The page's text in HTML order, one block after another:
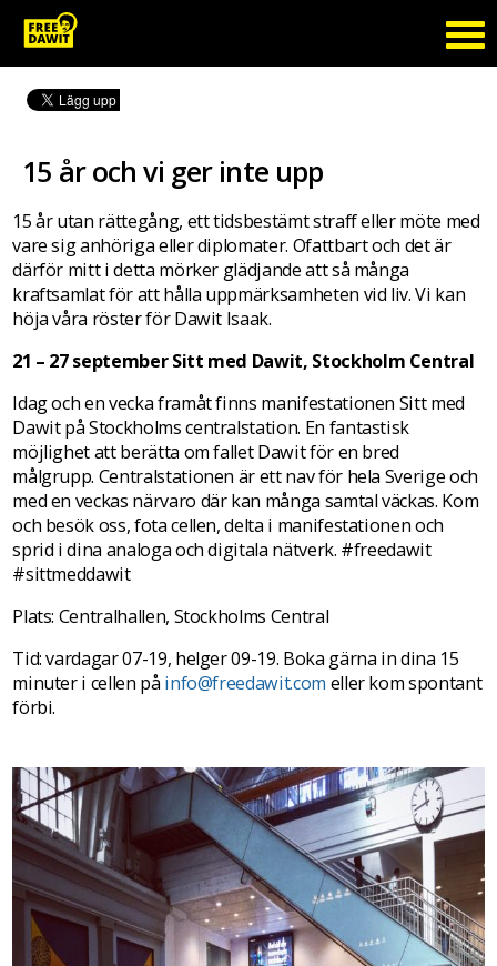
15 år och vi ger inte upp
15 år utan rättegång, ett tidsbestämt straff eller möte med
vare sig anhöriga eller diplomater. Ofattbart och det är
därför mitt i detta mörker glädjande att så många
kraftsamlat för att hålla uppmärksamheten vid liv. Vi kan
höja våra röster för Dawit Isaak.
21 – 27 september Sitt med Dawit, Stockholm Central
Idag och en vecka framåt finns manifestationen Sitt med
Dawit på Stockholms centralstation. En fantastisk
möjlighet att berätta om fallet Dawit för en bred
målgrupp. Centralstationen är ett nav för hela Sverige och
med en veckas närvaro där kan många samtal väckas. Kom
och besök oss, fota cellen, delta i manifestationen och
sprid i dina analoga och digitala nätverk. #freedawit
#sittmeddawit
Plats: Centralhallen, Stockholms Central
Tid: vardagar 07-19, helger 09-19. Boka gärna in dina 15
minuter i cellen på info@freedawit.com eller kom spontant
förbi.